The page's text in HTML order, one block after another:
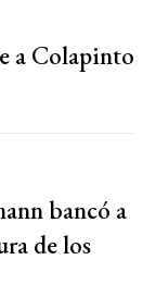
a Colapinto
bancó a
de los